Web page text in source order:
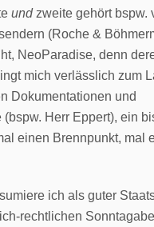
undzweite gehört bspw.
(Roche &
NeoParadise, denn
mich verlässlich zum
Dokumentationen und
(bspw. Herr Eppert), ein
einen Brennpunkt, mal
ich als guter
rechtlichen